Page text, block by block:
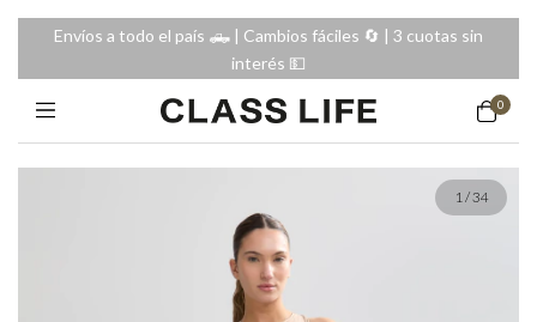
Envíos a todo el país 🛻 | Cambios fáciles 🔄️ | 3 cuotas sin
interés 💵
0
1/34